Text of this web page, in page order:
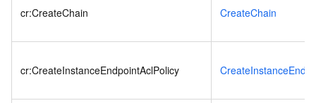
cr:CreateChain CreateChain
cr:CreateInstanceEndpointAclPolicy